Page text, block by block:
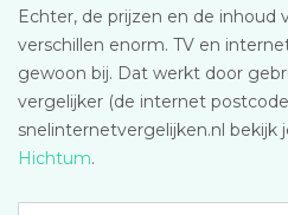
Echter, de prijzen en de inhoud
verschillen enorm. TV en
gewoon bij. Dat werkt door
vergelijker (de internet
snelinternetvergelijken.nl bekijk
Hichtum.